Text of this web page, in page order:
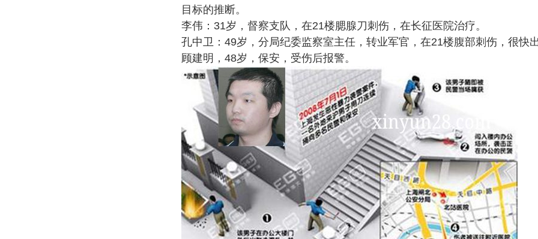
目标的推断。
李伟：31岁，督察支队，在21楼腮腺刀刺伤，在长征医院治疗。
孔中卫：49岁，分局纪委监察室主任，转业军官，在21楼腹部刺伤，很快
顾建明，48岁，保安，受伤后报警。